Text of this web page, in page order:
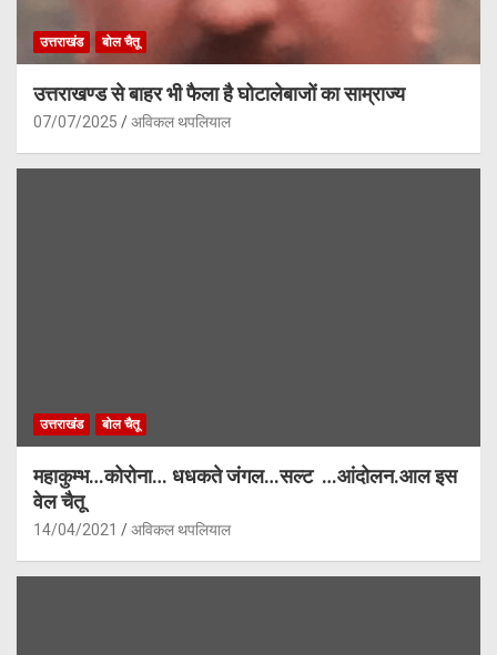
उत्तराखंड बोल चैतू
उत्तराखण्ड से बाहर भी फैला है घोटालेबाजों का साम्राज्य
07/07/2025 अविकल थपलियाल
उत्तराखंड बोल चैतू
महाकुम्भ…कोरोना… धधकते जंगल…सल्ट …आंदोलन.आल इस
वेल चैतू
14/04/2021 अविकल थपलियाल